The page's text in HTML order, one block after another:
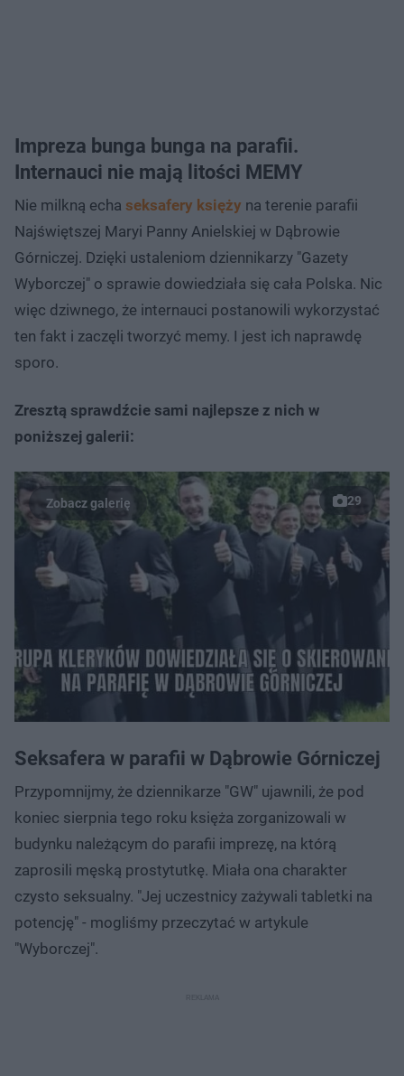
Impreza bunga bunga na parafii.
Internauci nie mają litości MEMY
Nie milkną echa seksafery księży na terenie parafii
Najświętszej Maryi Panny Anielskiej w Dąbrowie
Górniczej. Dzięki ustaleniom dziennikarzy "Gazety
Wyborczej" o sprawie dowiedziała się cała Polska. Nic
więc dziwnego, że internauci postanowili wykorzystać
ten fakt i zaczęli tworzyć memy. I jest ich naprawdę
sporo.
Zresztą sprawdźcie sami najlepsze z nich w
poniższej galerii:
29
Seksafera w parafii w Dąbrowie Górniczej
Przypomnijmy, że dziennikarze "GW" ujawnili, że pod
koniec sierpnia tego roku księża zorganizowali w
budynku należącym do parafii imprezę, na którą
zaprosili męską prostytutkę. Miała ona charakter
czysto seksualny. "Jej uczestnicy zażywali tabletki na
potencję" - mogliśmy przeczytać w artykule
"Wyborczej".